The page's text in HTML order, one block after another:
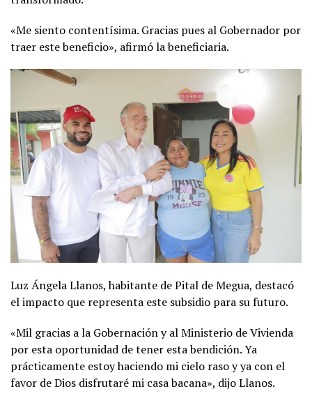
«Me siento contentísima. Gracias pues al Gobernador por
traer este beneficio», afirmó la beneficiaria.
Luz Ángela Llanos, habitante de Pital de Megua, destacó
el impacto que representa este subsidio para su futuro.
«Mil gracias a la Gobernación y al Ministerio de Vivienda
por esta oportunidad de tener esta bendición. Ya
prácticamente estoy haciendo mi cielo raso y ya con el
favor de Dios disfrutaré mi casa bacana», dijo Llanos.